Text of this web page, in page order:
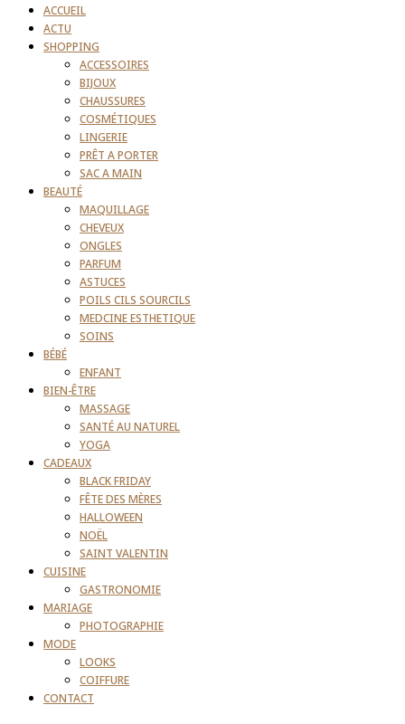
ACCUEIL
ACTU
SHOPPING
ACCESSOIRES
BIJOUX
CHAUSSURES
COSMÉTIQUES
LINGERIE
PRÊT A PORTER
SAC A MAIN
BEAUTÉ
MAQUILLAGE
CHEVEUX
ONGLES
PARFUM
ASTUCES
POILS CILS SOURCILS
MEDCINE ESTHETIQUE
SOINS
BÉBÉ
ENFANT
BIEN-ÊTRE
MASSAGE
SANTÉ AU NATUREL
YOGA
CADEAUX
BLACK FRIDAY
FÊTE DES MÈRES
HALLOWEEN
NOËL
SAINT VALENTIN
CUISINE
GASTRONOMIE
MARIAGE
PHOTOGRAPHIE
MODE
LOOKS
COIFFURE
CONTACT